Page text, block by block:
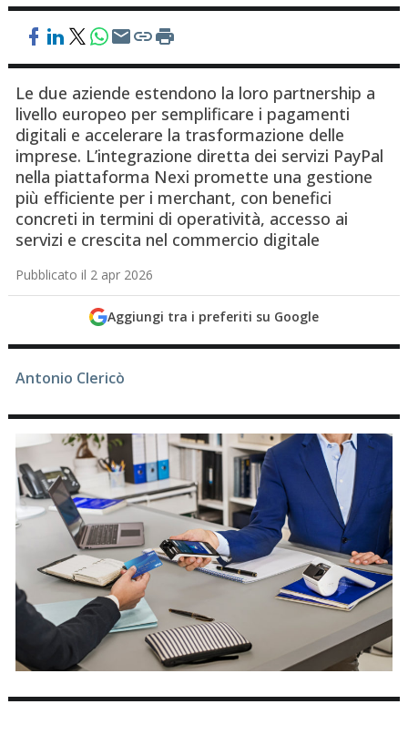
Le due aziende estendono la loro partnership a
livello europeo per semplificare i pagamenti
digitali e accelerare la trasformazione delle
imprese. L’integrazione diretta dei servizi PayPal
nella piattaforma Nexi promette una gestione
più efficiente per i merchant, con benefici
concreti in termini di operatività, accesso ai
servizi e crescita nel commercio digitale
Pubblicato il 2 apr 2026
Aggiungi tra i preferiti su Google
Antonio Clericò